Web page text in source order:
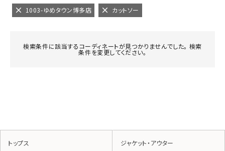
1003-ゆめタウン博多店 カットソー
検索条件に該当するコーディネートが見つかりませんでした。 検索
条件を変更してください。
トップス ジャケット・アウター